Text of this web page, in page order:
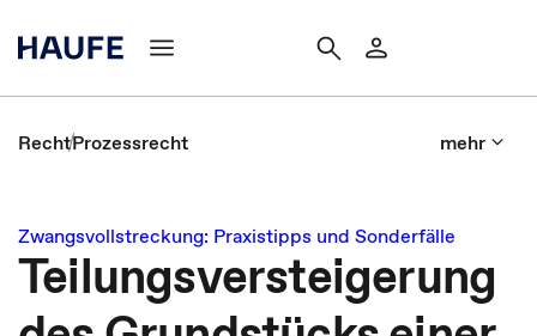
RechtProzessrecht mehr
Zwangsvollstreckung: Praxistipps und Sonderfälle
Teilungsversteigerung